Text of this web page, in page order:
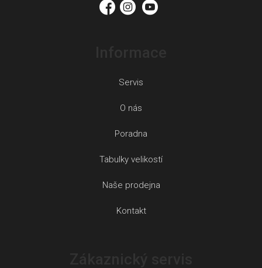
Servis
O nás
Poradna
Tabulky velikostí
Naše prodejna
Kontakt